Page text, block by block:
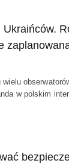
w polskim